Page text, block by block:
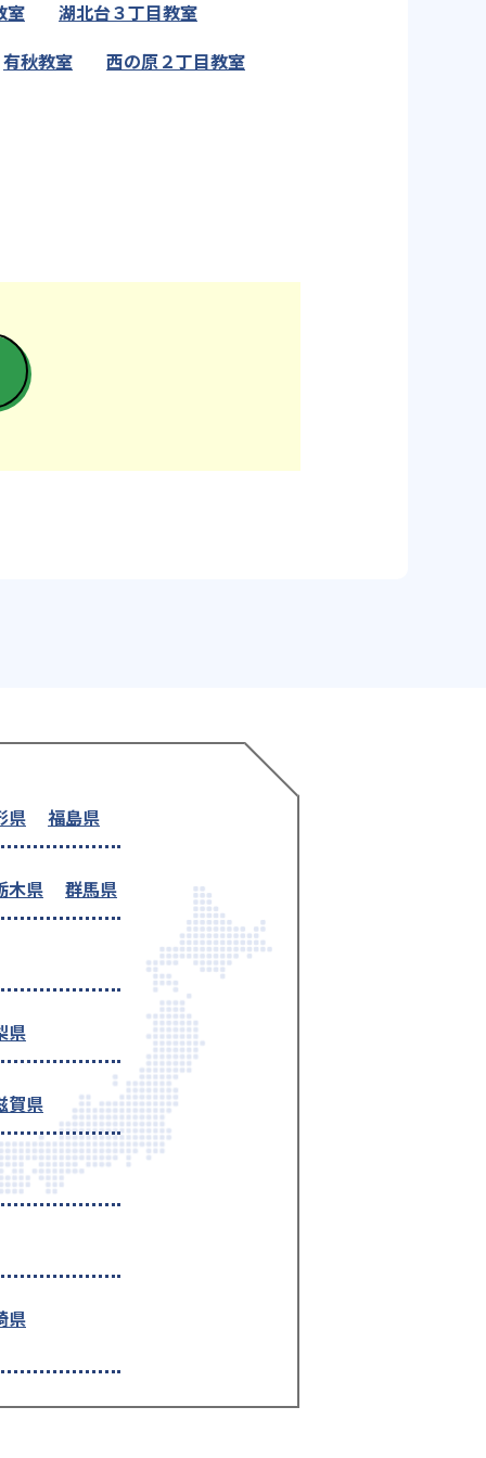
室
湖北台３丁目教室
有秋教室
西の原２丁目教室
県 福島県
木県 群馬県
県
賀県
県